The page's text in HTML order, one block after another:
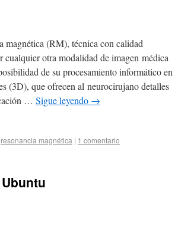
magnética (RM), técnica con calidad
cualquier otra modalidad de imagen médica
de su procesamiento informático en
(3D), que ofrecen al neurocirujano detalles
… Sigue leyendo →
resonancia magnética | 1 comentario